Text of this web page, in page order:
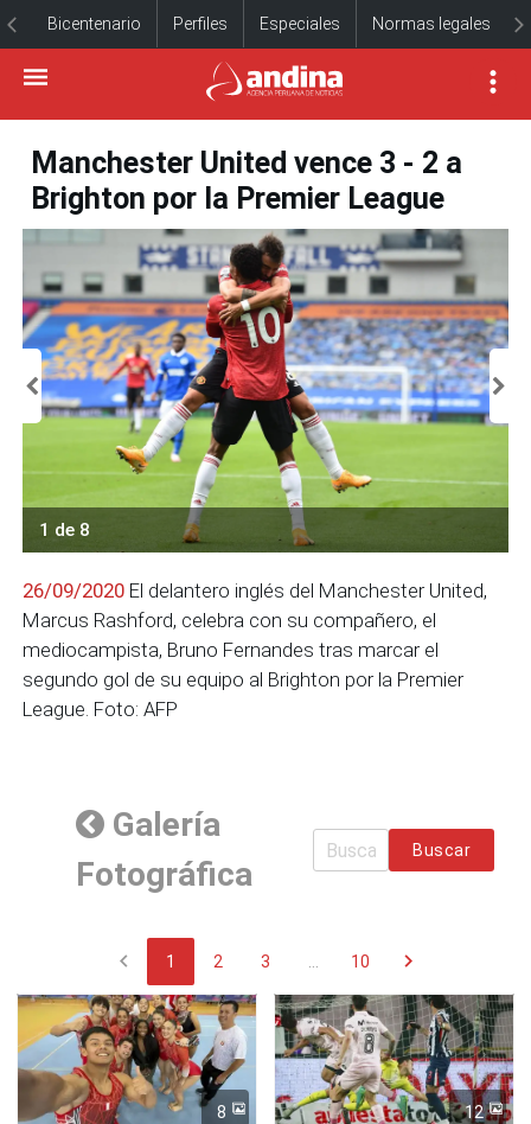
Bicentenario Perfiles Especiales Normas legales
Manchester United vence 3 - 2 a
Brighton por la Premier League
1 de 8
26/09/2020 El delantero inglés del Manchester United,
Marcus Rashford, celebra con su compañero, el
mediocampista, Bruno Fernandes tras marcar el
segundo gol de su equipo al Brighton por la Premier
League. Foto: AFP
Galería
Fotográfica
Buscar
chevron_left 1 2 3 10 chevron_right
8 12